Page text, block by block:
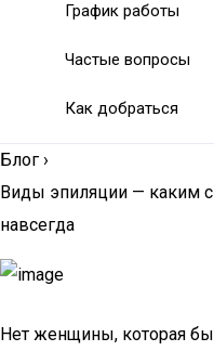
График работы
Частые вопросы
Как добраться
Блог ›
Виды эпиляции — каким
навсегда
Нет женщины, которая